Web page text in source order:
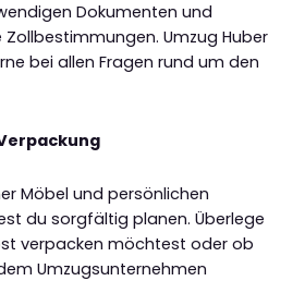
Dokumenten und
Umzug Huber
bei allen Fragen rund um den
Möbel und persönlichen
du sorgfältig planen. Überlege
verpacken möchtest oder ob
Umzugsunternehmen